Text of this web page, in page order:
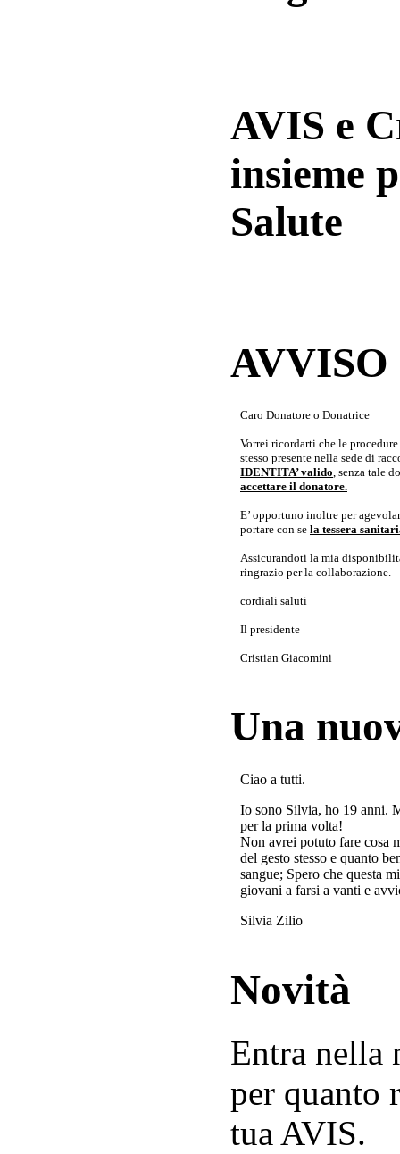
AVIS e
insieme
Salute
Caro Donatore o Donatrice
Vorrei ricordarti che le
stesso presente nella sede di
IDENTITA’ valido, senza tale
accettare il donatore.
E’ opportuno inoltre per
portare con se la tessera
Assicurandoti la mia
ringrazio per la collaborazione.
cordiali saluti
Il presidente
Cristian Giacomini
Una
Ciao a tutti.
Io sono Silvia, ho 19 anni.
per la prima volta!
Non avrei potuto fare cosa
del gesto stesso e quanto
sangue; Spero che questa
giovani a farsi a vanti e
Silvia Zilio
Novità
Entra nella
per quanto
tua AVIS.